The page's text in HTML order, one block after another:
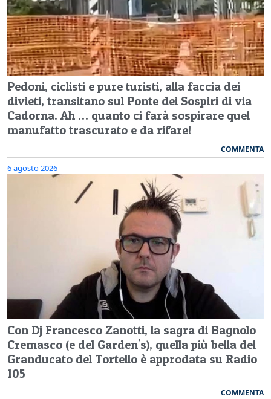
Pedoni, ciclisti e pure turisti, alla faccia dei
divieti, transitano sul Ponte dei Sospiri di via
Cadorna. Ah … quanto ci farà sospirare quel
manufatto trascurato e da rifare!
COMMENTA
6 agosto 2026
Con Dj Francesco Zanotti, la sagra di Bagnolo
Cremasco (e del Garden's), quella più bella del
Granducato del Tortello è approdata su Radio
105
COMMENTA